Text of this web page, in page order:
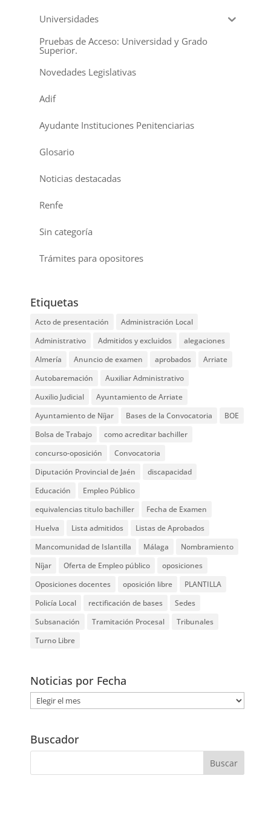
Universidades
Pruebas de Acceso: Universidad y Grado
Superior.
Novedades Legislativas
Adif
Ayudante Instituciones Penitenciarias
Glosario
Noticias destacadas
Renfe
Sin categoría
Trámites para opositores
Etiquetas
Acto de presentación
Administración Local
Administrativo
Admitidos y excluidos
alegaciones
Almería
Anuncio de examen aprobados
Arriate
Autobaremación
Auxiliar Administrativo
Auxilio Judicial
Ayuntamiento de Arriate
Ayuntamiento de Níjar
Bases de la Convocatoria
BOE
Bolsa de Trabajo
como acreditar bachiller
concurso-oposición
Convocatoria
Diputación Provincial de Jaén
discapacidad
Educación
Empleo Público
equivalencias titulo bachiller
Fecha de Examen
Huelva
Lista admitidos
Listas de Aprobados
Mancomunidad de Islantilla
Málaga
Nombramiento
Níjar
Oferta de Empleo público
oposiciones
Oposiciones docentes
oposición libre
PLANTILLA
Policía Local
rectificación de bases
Sedes
Subsanación
Tramitación Procesal
Tribunales
Turno Libre
Noticias por Fecha
Noticias
por
Buscador